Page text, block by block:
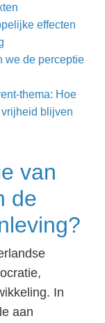
effecten
we de perceptie
thema: Hoe
blijven
van
de
In
aan